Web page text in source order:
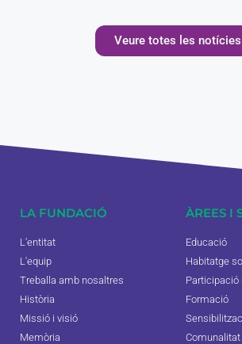
Veure totes les notícies
LA FUNDACIÓ
L'entitat
L'equip
Treballa amb nosaltres
Història
Missió i visió
Memòria
ÀREES I
Educació
Habitatge
Participació
Formació
Comunalitat